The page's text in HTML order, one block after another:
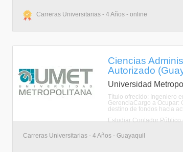
Carreras Universitarias - 4 Años - online
Ciencias
Autorizado
Universidad
Título ofrecido: Ingeniero
GerenciaCargo a Ocupar:
destino de fondos hacia
Estudiar Contador Público
Carreras Universitarias - 4 Años - Guayaquil